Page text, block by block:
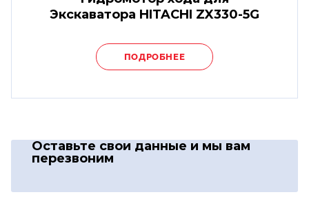
Экскаватора HITACHI ZX330-5G
ПОДРОБНЕЕ
Оставьте свои данные и мы вам
перезвоним